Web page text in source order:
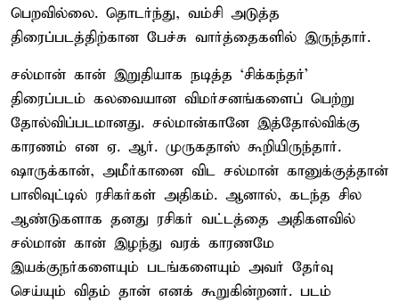
பெறவில்லை. தொடர்ந்து, வம்சி அடுத்த
திரைப்படத்திற்கான பேச்சு வார்த்தைகளில் இருந்தார்.
சல்மான் கான் இறுதியாக நடித்த ‘சிக்கந்தர்’
திரைப்படம் கலவையான விமர்சனங்களைப் பெற்று
தோல்விப்படமானது. சல்மான்கானே இத்தோல்விக்கு
காரணம் என ஏ. ஆர். முருகதாஸ் கூறியிருந்தார்.
ஷாருக்கான், அமீர்கானை விட சல்மான் கானுக்குத்தான்
பாலிவுட்டில் ரசிகர்கள் அதிகம். ஆனால், கடந்த சில
ஆண்டுகளாக தனது ரசிகர் வட்டத்தை அதிகளவில்
சல்மான் கான் இழந்து வரக் காரணமே
இயக்குநர்களையும் படங்களையும் அவர் தேர்வு
செய்யும் விதம் தான் எனக் கூறுகின்றனர். படம்